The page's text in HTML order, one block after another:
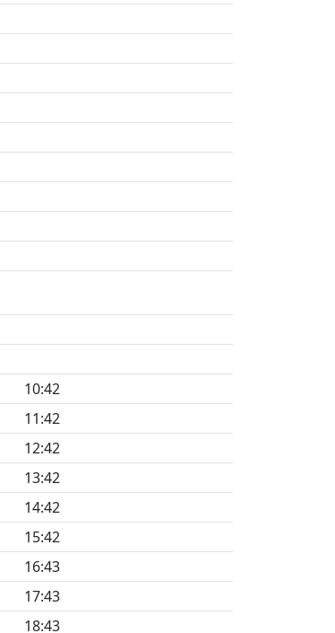
10:42
11:42
12:42
13:42
14:42
15:42
16:43
17:43
18:43